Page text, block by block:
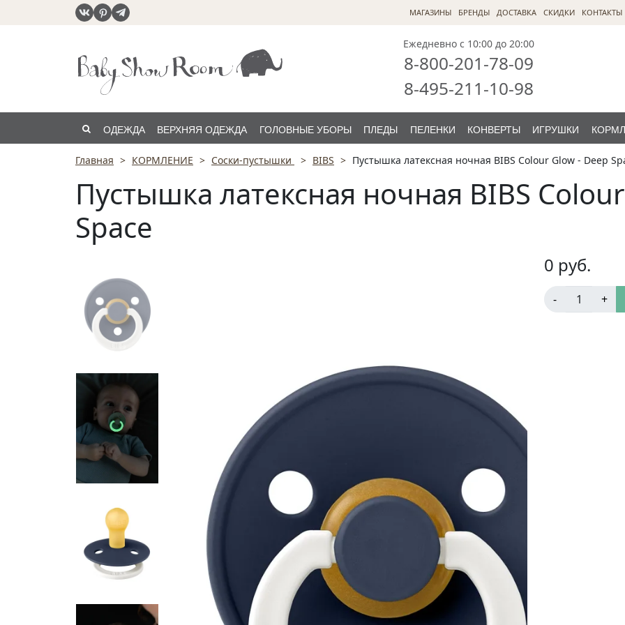
МАГАЗИНЫ БРЕНДЫ ДОСТАВКА СКИДКИ КОНТАКТЫ
Ежедневно с 10:00 до 20:00
8-800-201-78-09
8-495-211-10-98
ОДЕЖДА ВЕРХНЯЯ ОДЕЖДА ГОЛОВНЫЕ УБОРЫ ПЛЕДЫ ПЕЛЕНКИ КОНВЕРТЫ ИГРУШКИ
РАСПРОДАЖА
Главная КОРМЛЕНИЕ Соски-пустышки BIBS Пустышка латексная ночная BIBS Colour Glow - Deep
Пустышка латексная ночная BIBS
Space
0 руб.
- +